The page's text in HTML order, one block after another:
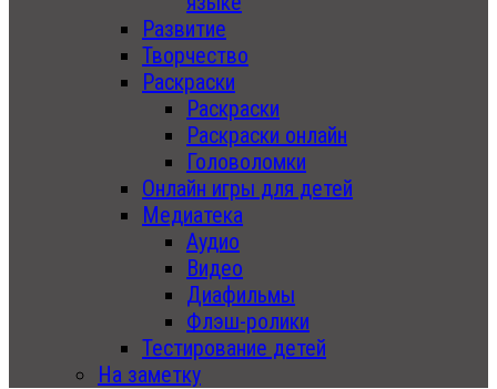
Развитие
Творчество
Раскраски
Раскраски
Раскраски онлайн
Головоломки
Онлайн игры для детей
Медиатека
Аудио
Видео
Диафильмы
Флэш-ролики
Тестирование детей
На заметку